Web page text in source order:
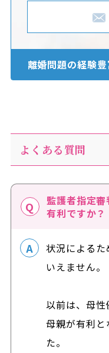
離婚問題の経験
よくある質問
監護者指定
有利ですか？
状況による
いえません。
以前は、母
母親が有利と
た。